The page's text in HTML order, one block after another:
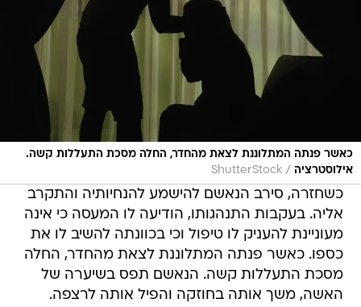
כאשר פנתה המתלוננת לצאת מהחדר, החלה מסכת התעללות קשה.
אילוסטרציה /
ShutterStock
כשחזרה, סירב הנאשם להישמע להנחיותיה והתקרב
אליה. בעקבות התנהגותו, הודיעה לו המעסה כי אינה
מעוניינת להעניק לו טיפול וכי בכוונתה להשיב לו את
כספו. כאשר פנתה המתלוננת לצאת מהחדר, החלה
מסכת התעללות קשה. הנאשם תפס בשיערה של
האשה, משך אותה בחוזקה והפיל אותה לרצפה.